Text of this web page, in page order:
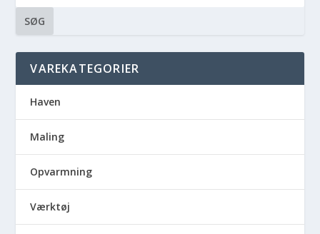
SØG
VAREKATEGORIER
Haven
Maling
Opvarmning
Værktøj